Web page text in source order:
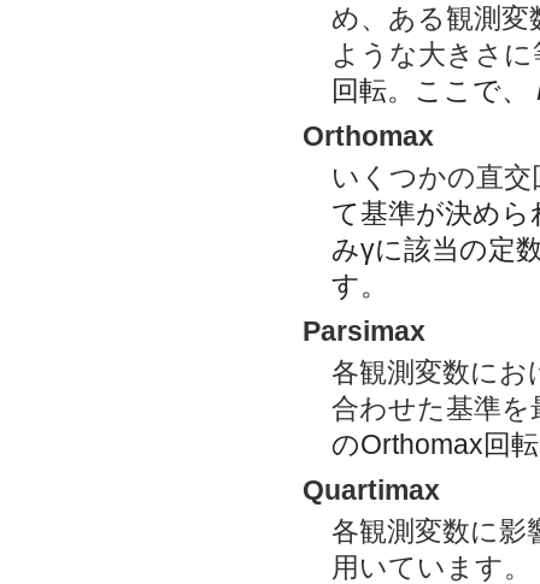
め、ある観測
ような大きさ
回転。ここで、
Orthomax
いくつかの直
て基準が決め
みγに該当の定
す。
Parsimax
各観測変数にお
合わせた基準
のOrthomax回
Quartimax
各観測変数に影
用いています。